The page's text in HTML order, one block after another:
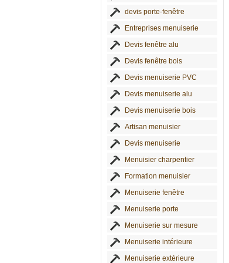
devis porte-fenêtre
Entreprises menuiserie
Devis fenêtre alu
Devis fenêtre bois
Devis menuiserie PVC
Devis menuiserie alu
Devis menuiserie bois
Artisan menuisier
Devis menuiserie
Menuisier charpentier
Formation menuisier
Menuiserie fenêtre
Menuiserie porte
Menuiserie sur mesure
Menuiserie intérieure
Menuiserie extérieure